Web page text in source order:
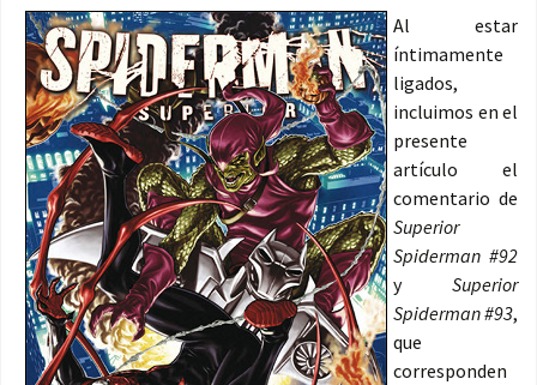
Al estar
íntimamente
ligados,
incluimos en el
presente
artículo el
comentario de
Superior
Spiderman #92
y Superior
Spiderman #93,
que
corresponden